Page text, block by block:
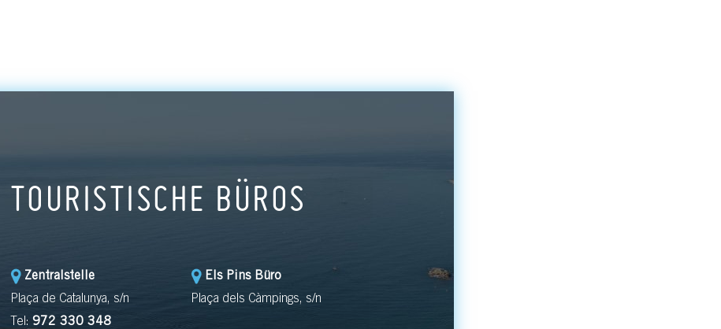
TOURISTISCHE BÜROS
Zentralstelle
Plaça de Catalunya, s/n
Tel: 972 330 348
Els Pins Büro
Plaça dels Càmpings, s/n